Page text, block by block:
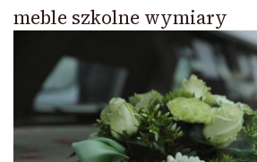
meble szkolne wymiary